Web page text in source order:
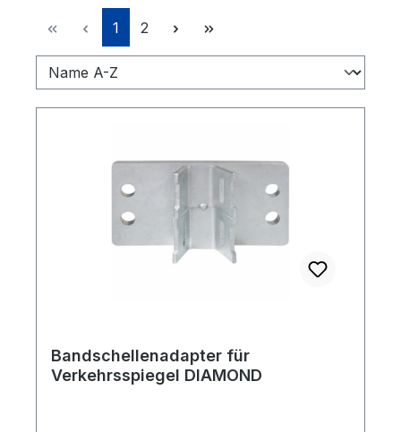
Seite
1 Seite
2
Bandschellenadapter für
Verkehrsspiegel DIAMOND